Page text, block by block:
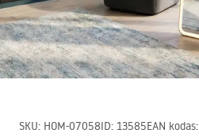
SKU: HOM-07058ID: 13585EAN kodas: